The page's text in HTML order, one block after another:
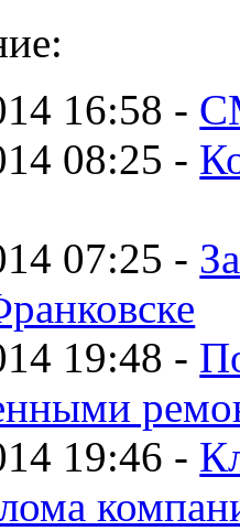
16:58 -
08:25 -
07:25 -
19:48 -
19:46 -